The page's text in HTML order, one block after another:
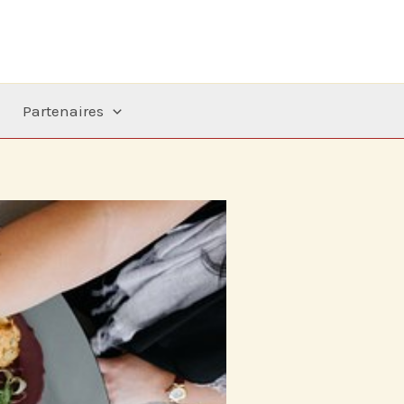
Partenaires